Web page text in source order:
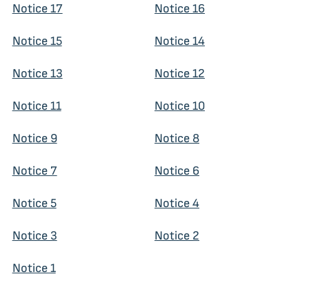
Notice 17 Notice 16
Notice 15 Notice 14
Notice 13 Notice 12
Notice 11 Notice 10
Notice 9 Notice 8
Notice 7 Notice 6
Notice 5 Notice 4
Notice 3 Notice 2
Notice 1